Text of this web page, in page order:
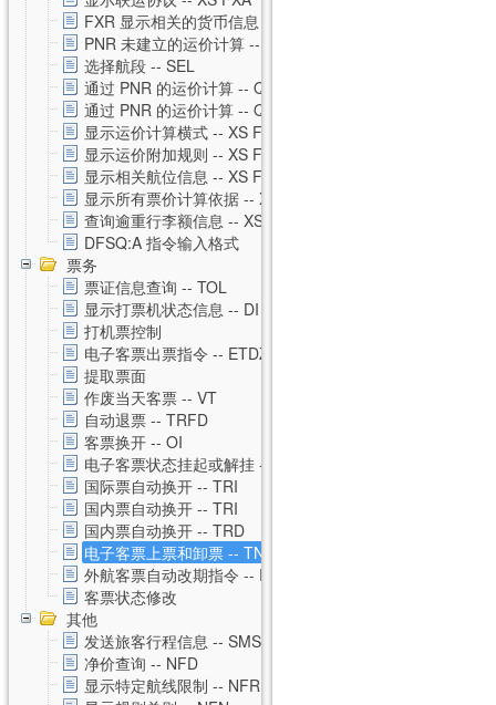
FXR 显示相关的货币信息 -- XS FXR
PNR 未建立的运价计算 -- XS FSP
选择航段 -- SEL
通过 PNR 的运价计算 -- QTE
通过 PNR 的运价计算 -- QTE 私有运价
显示运价计算横式 -- XS FSQ
显示运价附加规则 -- XS FSG
显示相关航位信息 -- XS FSS
显示所有票价计算依据 -- XS FSU
查询逾重行李额信息 -- XS FSB
DFSQ:A 指令输入格式
票务
票证信息查询 -- TOL
显示打票机状态信息 -- DI
打机票控制
电子客票出票指令 -- ETDZ
提取票面
作废当天客票 -- VT
自动退票 -- TRFD
客票换开 -- OI
电子客票状态挂起或解挂 -- TSS
国际票自动换开 -- TRI
国内票自动换开 -- TRI
国内票自动换开 -- TRD
电子客票上票和卸票 -- TN
外航客票自动改期指令 -- RVAL
客票状态修改
其他
发送旅客行程信息 -- SMS
净价查询 -- NFD
显示特定航线限制 -- NFR